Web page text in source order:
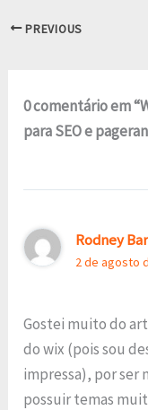
PREVIOUS
0 comentário em
para SEO e
Rodney
2 de agosto
Gostei muito do
do wix (pois sou
impressa), por ser
possuir temas